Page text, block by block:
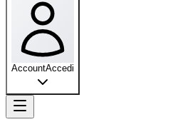
AccountAccedi